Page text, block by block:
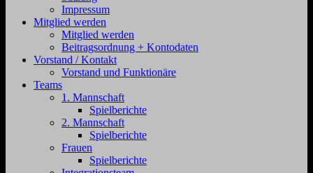
Impressum
Mitglied werden
Mitglied werden
Beitragsordnung + Kontodaten
Vorstand / Kontakt
Vorstand und Funktionäre
Teams
1. Mannschaft
Spielberichte
2. Mannschaft
Spielberichte
Frauen
Spielberichte